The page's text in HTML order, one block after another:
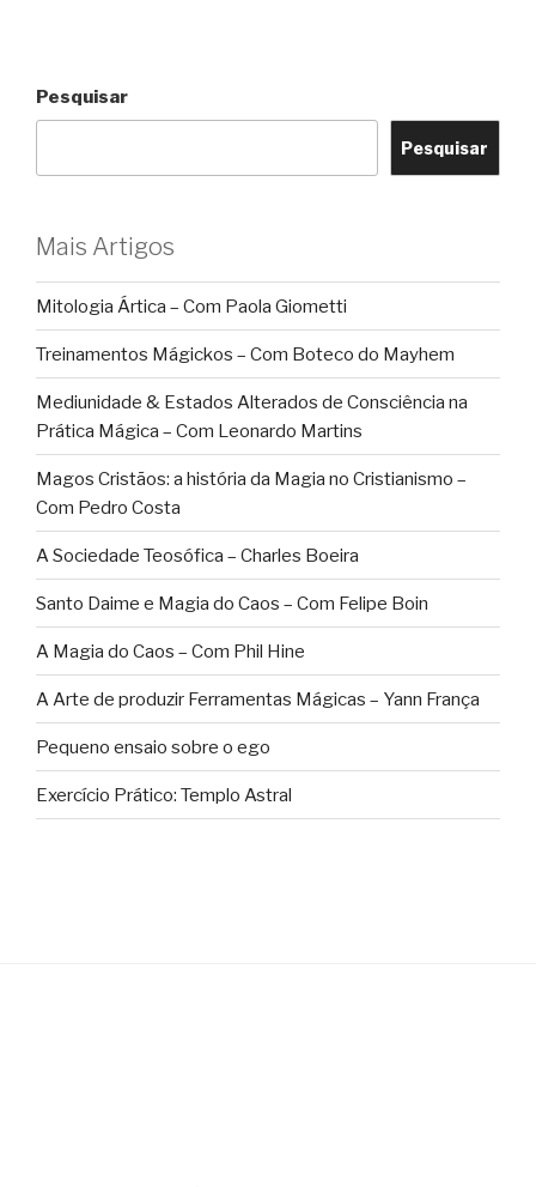
Pesquisar
Pesquisar
Mais Artigos
Mitologia Ártica – Com Paola Giometti
Treinamentos Mágickos – Com Boteco do Mayhem
Mediunidade & Estados Alterados de Consciência na
Prática Mágica – Com Leonardo Martins
Magos Cristãos: a história da Magia no Cristianismo –
Com Pedro Costa
A Sociedade Teosófica – Charles Boeira
Santo Daime e Magia do Caos – Com Felipe Boin
A Magia do Caos – Com Phil Hine
A Arte de produzir Ferramentas Mágicas – Yann França
Pequeno ensaio sobre o ego
Exercício Prático: Templo Astral